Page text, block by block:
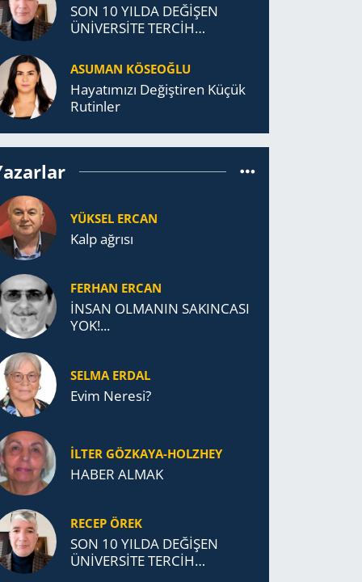
SON 10 YILDA DEĞİŞEN
ÜNİVERSİTE TERCİH
ASUMAN KÖSEOĞLU
Ha­ya­tı­mı­zı De­ğiş­ti­ren Küçük
Ru­tin­ler
YÜKSEL ERCAN
Kalp ağrısı
FERHAN ERCAN
İNSAN OLMANIN SAKINCASI
YOK!...
SELMA ERDAL
Evim Neresi?
İLTER GÖZKAYA-HOLZHEY
HABER ALMAK
RECEP ÖREK
SON 10 YILDA DEĞİŞEN
ÜNİVERSİTE TERCİH